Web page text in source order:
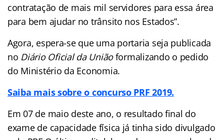
contratação de mais mil servidores para essa área
para bem ajudar no trânsito nos Estados”.
Agora, espera-se que uma portaria seja publicada
no Diário Oficial da Uniãoformalizando o pedido
do Ministério da Economia.
Saiba mais sobre o concurso PRF 2019.
Em 07 de maio deste ano, o resultado final do
exame de capacidade física já tinha sido divulgado